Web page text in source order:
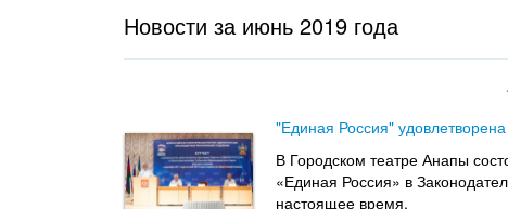
Новости за июнь 2019 года
"Единая Россия"
В Городском театре Анапы
«Единая Россия» в
настоящее время.